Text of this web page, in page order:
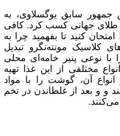
سابق یوگسلاوی، به
طلای جهانی کسب کرد. کافی
کنید تا بفهمید چرا به
کلاسیک مونته‌نگرو تبدیل
نوعی پنیر خامه‌ای محلی
مختلفی از این غذا تهیه
آن، گوشت را با مواد
و و بعد از غلطاندن در تخم